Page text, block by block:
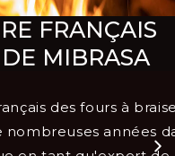
FRANÇAIS
MIBRASA
des fours à
nombreuses années
cuisinés